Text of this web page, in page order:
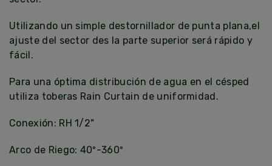
Utilizando un simple destornillador de punta plana,el
ajuste del sector des la parte superior será rápido y
fácil.
Para una óptima distribución de agua en el césped
utiliza toberas Rain Curtain de uniformidad.
Conexión: RH 1/2"
Arco de Riego: 40º-360º